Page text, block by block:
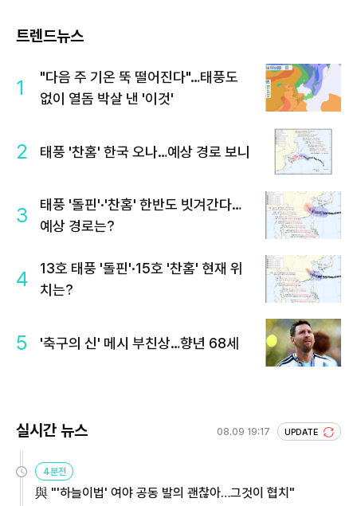
트렌드뉴스
1
"다음 주 기온 뚝 떨어진다"…태풍도
없이 열돔 박살 낸 '이것'
2 태풍 '찬홈' 한국 오나…예상 경로 보니
3
태풍 '돌핀'·'찬홈' 한반도 빗겨간다…
예상 경로는?
4
13호 태풍 '돌핀'·15호 '찬홈' 현재 위
치는?
5 '축구의 신' 메시 부친상…향년 68세
실시간 뉴스 08.09 19:17 UPDATE
4분전
與 "'하늘이법' 여야 공동 발의 괜찮아…그것이 협치"